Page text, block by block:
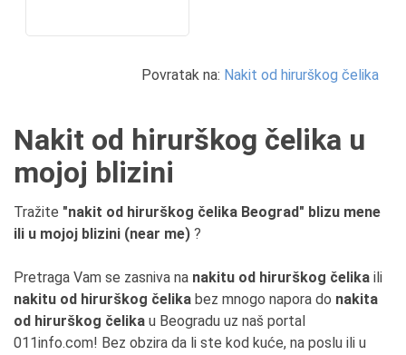
Povratak na: Nakit od hirurškog čelika
Nakit od hirurškog čelika u
mojoj blizini
Tražite "nakit od hirurškog čelika Beograd" blizu mene
ili u mojoj blizini (near me) ?
Pretraga Vam se zasniva na nakitu od hirurškog čelika ili
nakitu od hirurškog čelika bez mnogo napora do nakita
od hirurškog čelika u Beogradu uz naš portal
011info.com! Bez obzira da li ste kod kuće, na poslu ili u